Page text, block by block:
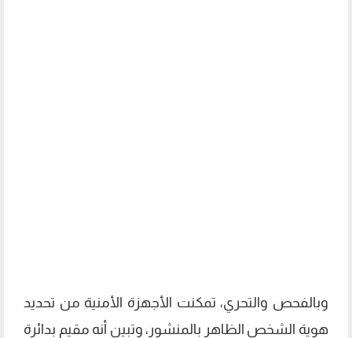
وبالفحص والتحري، تمكنت الأجهزة الأمنية من تحديد
هوية الشخص الظاهر بالمنشور، وتبين أنه مقيم بدائرة